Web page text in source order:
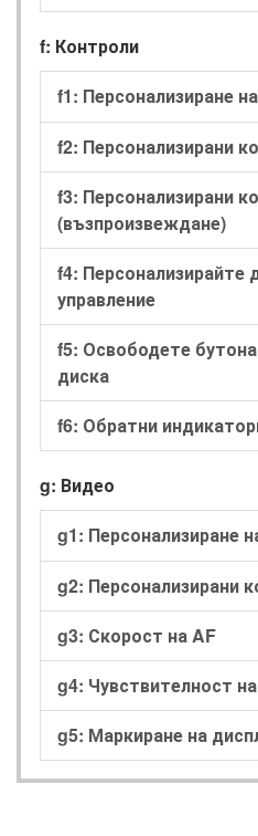
f: Контроли
f1: Персонализиране
f2: Персонализирани
f3: Персонализирани
(възпроизвеждане)
f4: Персонализирайте
управление
f5: Освободете
диска
f6: Обратни
g: Видео
g1: Персонализиране
g2: Персонализирани
g3: Скорост на AF
g4: Чувствителност
g5: Маркиране на